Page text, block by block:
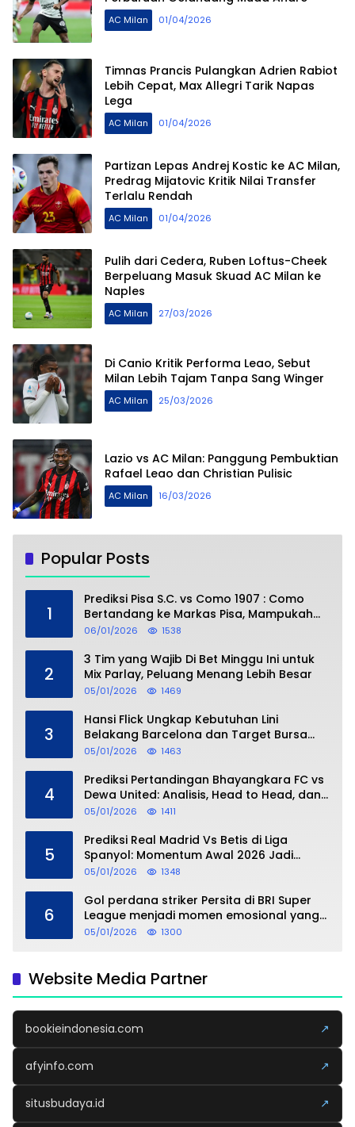
AC Milan 01/04/2026
Timnas Prancis Pulangkan Adrien Rabiot
Lebih Cepat, Max Allegri Tarik Napas
Lega
AC Milan 01/04/2026
Partizan Lepas Andrej Kostic ke AC Milan,
Predrag Mijatovic Kritik Nilai Transfer
Terlalu Rendah
AC Milan 01/04/2026
Pulih dari Cedera, Ruben Loftus-Cheek
Berpeluang Masuk Skuad AC Milan ke
Naples
AC Milan 27/03/2026
Di Canio Kritik Performa Leao, Sebut
Milan Lebih Tajam Tanpa Sang Winger
AC Milan 25/03/2026
Lazio vs AC Milan: Panggung Pembuktian
Rafael Leao dan Christian Pulisic
AC Milan 16/03/2026
Popular Posts
1
Prediksi Pisa S.C. vs Como 1907 : Como
Bertandang ke Markas Pisa, Mampukah
Asuhan Cesc Fàbregas Mencuri Poin?
06/01/2026 1538
2
3 Tim yang Wajib Di Bet Minggu Ini untuk
Mix Parlay, Peluang Menang Lebih Besar
05/01/2026 1469
3
Hansi Flick Ungkap Kebutuhan Lini
Belakang Barcelona dan Target Bursa
Transfer Januari
05/01/2026 1463
4
Prediksi Pertandingan Bhayangkara FC vs
Dewa United: Analisis, Head to Head, dan
Perkiraan Skor
05/01/2026 1411
5
Prediksi Real Madrid Vs Betis di Liga
Spanyol: Momentum Awal 2026 Jadi
Taruhan
05/01/2026 1348
6
Gol perdana striker Persita di BRI Super
League menjadi momen emosional yang
dipersembahkan untuk sang buah hati
05/01/2026 1300
Website Media Partner
bookieindonesia.com ↗
afyinfo.com ↗
situsbudaya.id ↗